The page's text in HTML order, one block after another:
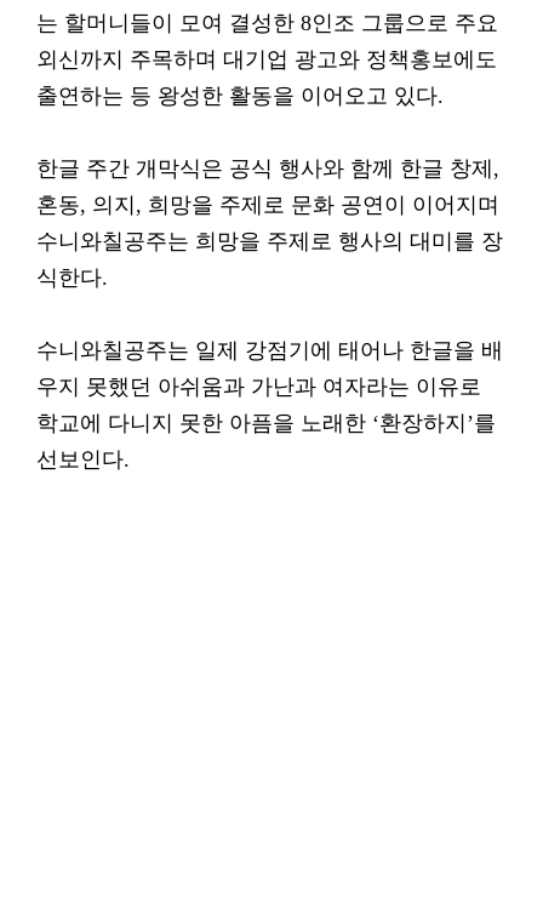
는 할머니들이 모여 결성한 8인조 그룹으로 주요
외신까지 주목하며 대기업 광고와 정책홍보에도
출연하는 등 왕성한 활동을 이어오고 있다.
한글 주간 개막식은 공식 행사와 함께 한글 창제,
혼동, 의지, 희망을 주제로 문화 공연이 이어지며
수니와칠공주는 희망을 주제로 행사의 대미를 장
식한다.
수니와칠공주는 일제 강점기에 태어나 한글을 배
우지 못했던 아쉬움과 가난과 여자라는 이유로
학교에 다니지 못한 아픔을 노래한 ‘환장하지’를
선보인다.